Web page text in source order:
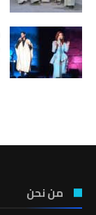
من نحن